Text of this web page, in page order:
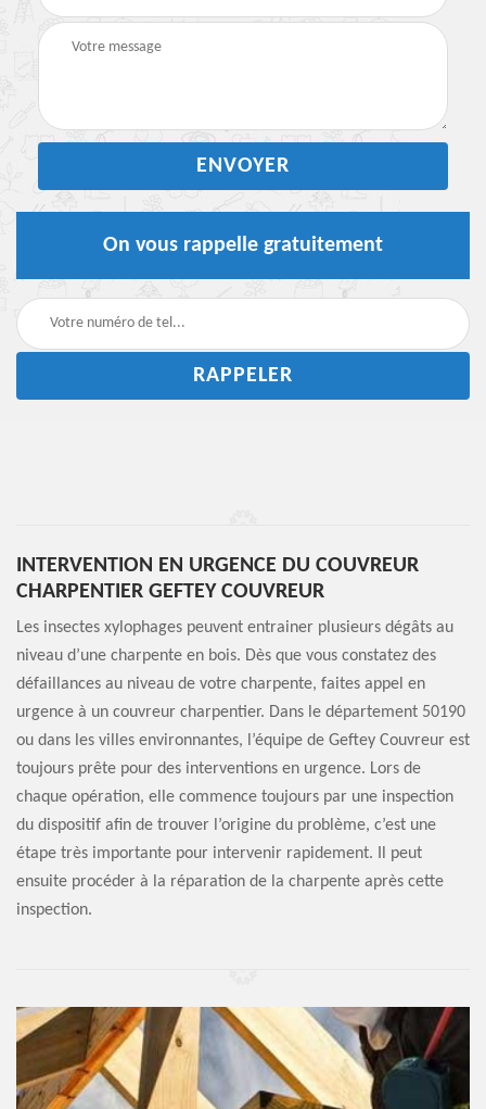
On vous rappelle gratuitement
INTERVENTION EN URGENCE DU COUVREUR
CHARPENTIER GEFTEY COUVREUR
Les insectes xylophages peuvent entrainer plusieurs dégâts au
niveau d’une charpente en bois. Dès que vous constatez des
défaillances au niveau de votre charpente, faites appel en
urgence à un couvreur charpentier. Dans le département 50190
ou dans les villes environnantes, l’équipe de Geftey Couvreur est
toujours prête pour des interventions en urgence. Lors de
chaque opération, elle commence toujours par une inspection
du dispositif afin de trouver l’origine du problème, c’est une
étape très importante pour intervenir rapidement. Il peut
ensuite procéder à la réparation de la charpente après cette
inspection.